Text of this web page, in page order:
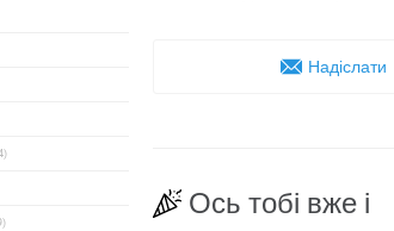
Надіслати
Ось тобі вже і